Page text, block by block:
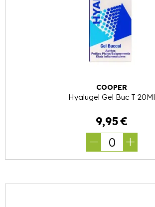
COOPER
Hyalugel Gel Buc T 20Ml
9,95€
0